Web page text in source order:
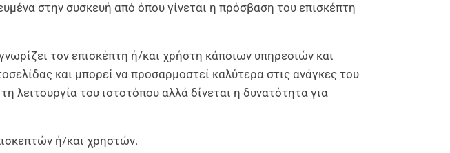
στην συσκευή από όπου γίνεται η πρόσβαση του επισκέπτη
τον επισκέπτη ή/και χρήστη κάποιων υπηρεσιών και
και μπορεί να προσαρμοστεί καλύτερα στις ανάγκες του
λειτουργία του ιστοτόπου αλλά δίνεται η δυνατότητα για
ή/και χρηστών.